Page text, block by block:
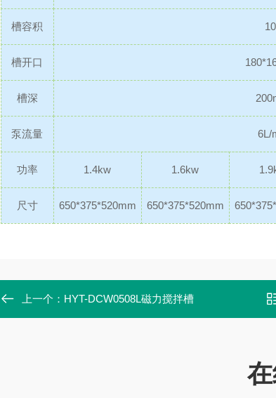
槽容积
槽开口
槽深
泵流量 6L/
功率 1.4kw 1.6kw
尺寸 650*375*520mm 650*375*520mm
上一个： HYT-DCW0508L磁力搅拌槽